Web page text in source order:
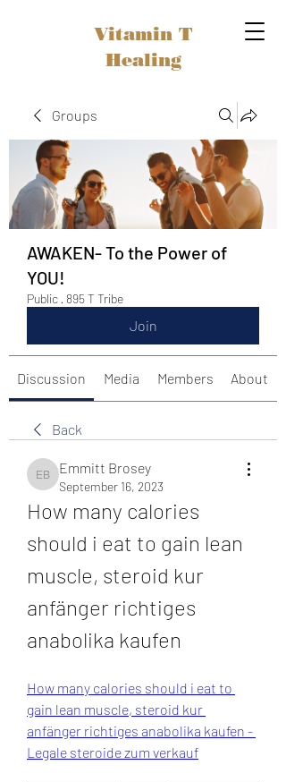
Vitamin T
Healing
Groups
AWAKEN- To the Power of
YOU!
Public · 895 T Tribe
Join
Discussion Media Members About
Back
Emmitt Brosey
Emmitt Brosey
September 16, 2023
How many calories
should i eat to gain lean
muscle, steroid kur
anfänger richtiges
anabolika kaufen
How many calories should i eat to
gain lean muscle, steroid kur
anfänger richtiges anabolika kaufen -
Legale steroide zum verkauf